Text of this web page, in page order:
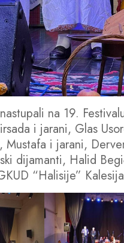
na 19.
i jarani, Glas
Mustafa i jarani,
dijamanti, Halid
“Halisije”